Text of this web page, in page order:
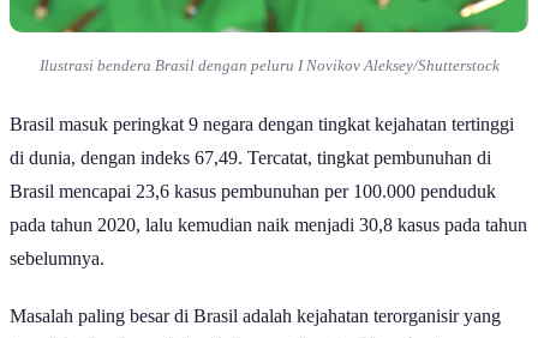
Ilustrasi bendera Brasil dengan peluru I Novikov Aleksey/Shutterstock
Brasil masuk peringkat 9 negara dengan tingkat kejahatan tertinggi
di dunia, dengan indeks 67,49. Tercatat, tingkat pembunuhan di
Brasil mencapai 23,6 kasus pembunuhan per 100.000 penduduk
pada tahun 2020, lalu kemudian naik menjadi 30,8 kasus pada tahun
sebelumnya.
Masalah paling besar di Brasil adalah kejahatan terorganisir yang